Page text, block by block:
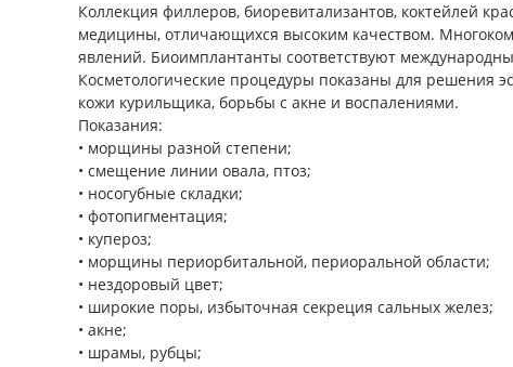
Коллекция филлеров, биоревитализантов, коктейлей
медицины, отличающихся высоким качеством.
явлений. Биоимплантанты соответствуют
Косметологические процедуры показаны для решения
кожи курильщика, борьбы с акне и воспалениями.
Показания:
• морщины разной степени;
• смещение линии овала, птоз;
• носогубные складки;
• фотопигментация;
• купероз;
• морщины периорбитальной, периоральной области;
• нездоровый цвет;
• широкие поры, избыточная секреция сальных желез;
• акне;
• шрамы, рубцы;